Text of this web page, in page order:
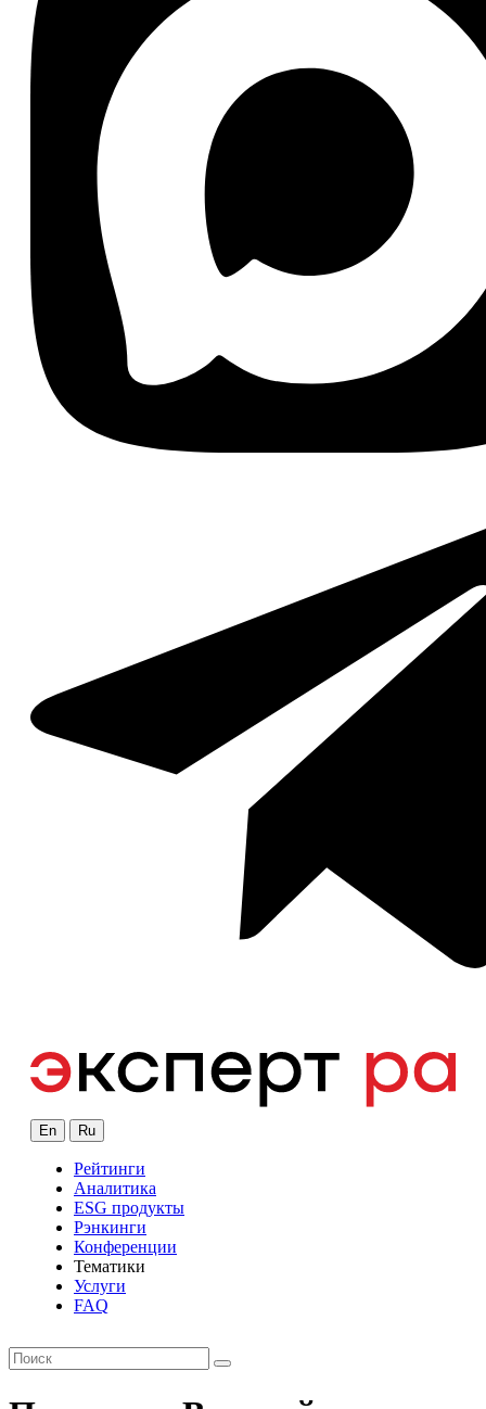
En Ru
Рейтинги
Аналитика
ESG продукты
Рэнкинги
Конференции
Тематики
Услуги
FAQ